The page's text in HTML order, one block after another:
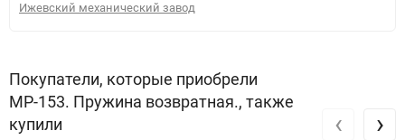
Ижевский механический завод
Покупатели, которые приобрели
МР-153. Пружина возвратная., также
купили
‹ ›